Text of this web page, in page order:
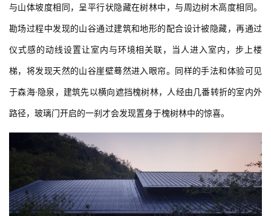
沿着隐藏的路径
建筑体量与自然环境相互渗透交错，从三面被山林围合，屋面坡度